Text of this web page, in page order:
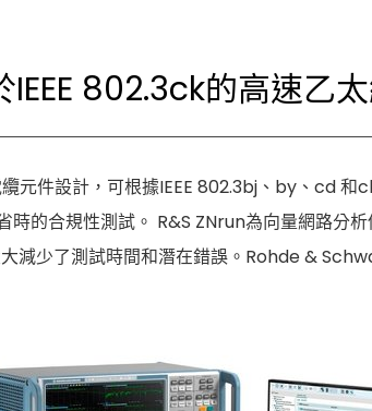
802.3ck的高速乙
元件設計，可根據IEEE 802.3bj、by、cd
的合規性測試。 R&S ZNrun為向量網路分
減少了測試時間和潛在錯誤。Rohde &